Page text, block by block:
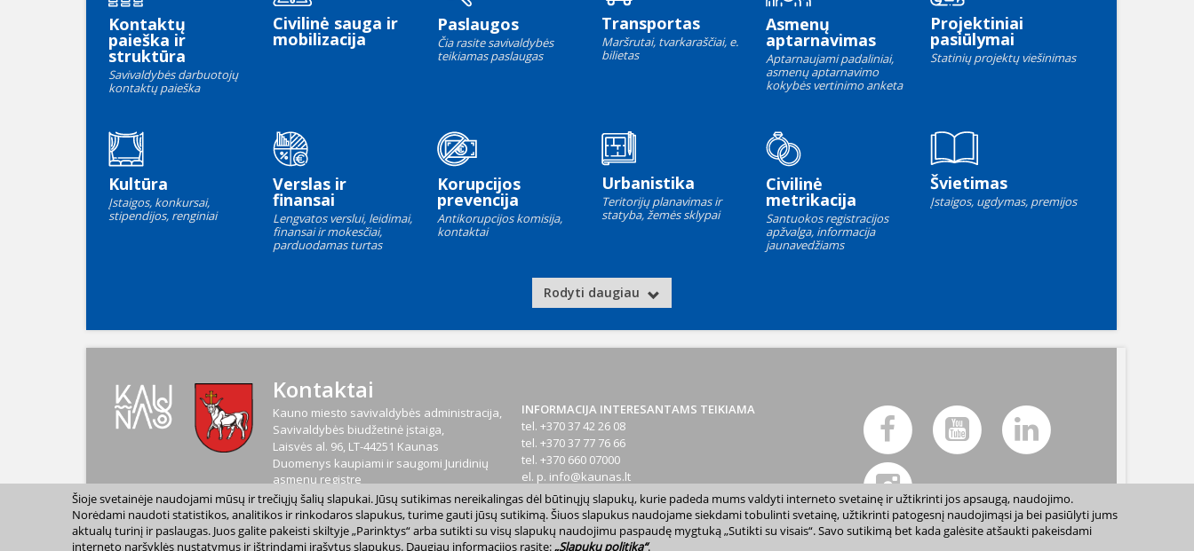
Kontaktų
paieška ir
struktūra
Savivaldybės darbuotojų
kontaktų paieška
Civilinė sauga ir
mobilizacija
Paslaugos
Čia rasite savivaldybės
teikiamas paslaugas
Transportas
Maršrutai, tvarkaraščiai, e.
bilietas
Asmenų
aptarnavimas
Aptarnaujami padaliniai,
asmenų aptarnavimo
kokybės vertinimo anketa
Projektiniai
pasiūlymai
Statinių projektų viešinimas
Kultūra
Įstaigos, konkursai,
stipendijos, renginiai
Verslas ir
finansai
Lengvatos verslui, leidimai,
finansai ir mokesčiai,
parduodamas turtas
Korupcijos
prevencija
Antikorupcijos komisija,
kontaktai
Urbanistika
Teritorijų planavimas ir
statyba, žemės sklypai
Civilinė
metrikacija
Santuokos registracijos
apžvalga, informacija
jaunavedžiams
Švietimas
Įstaigos, ugdymas, premijos
Rodyti daugiau
Kontaktai
Kauno miesto savivaldybės administracija,
Savivaldybės biudžetinė įstaiga,
Laisvės al. 96, LT-44251 Kaunas
Duomenys kaupiami ir saugomi Juridinių
asmenų registre
Kodas188764867
PVM mokėtojo kodasLT 887648610
INFORMACIJA INTERESANTAMS TEIKIAMA
tel. +370 37 42 26 08
tel. +370 37 77 76 66
tel. +370 660 07000
el. p. info@kaunas.lt
Šioje svetainėje naudojami mūsų ir trečiųjų šalių slapukai. Jūsų sutikimas nereikalingas dėl būtinųjų slapukų, kurie padeda mums valdyti interneto svetainę ir užtikrinti jos apsaugą, naudojimo.
Norėdami naudoti statistikos, analitikos ir rinkodaros slapukus, turime gauti jūsų sutikimą. Šiuos slapukus naudojame siekdami tobulinti svetainę, užtikrinti patogesnį naudojimąsi ja bei pasiūlyti jums
aktualų turinį ir paslaugas. Juos galite pakeisti skiltyje „Parinktys“ arba sutikti su visų slapukų naudojimu paspaudę mygtuką „Sutikti su visais“. Savo sutikimą bet kada galėsite atšaukti pakeisdami
interneto naršyklės nustatymus ir ištrindami įrašytus slapukus. Daugiau informacijos rasite:„Slapukų politika“.